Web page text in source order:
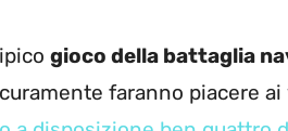
gioco della battaglia
faranno piacere